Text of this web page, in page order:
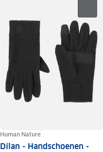
Human Nature
Dilan - Handschoenen -